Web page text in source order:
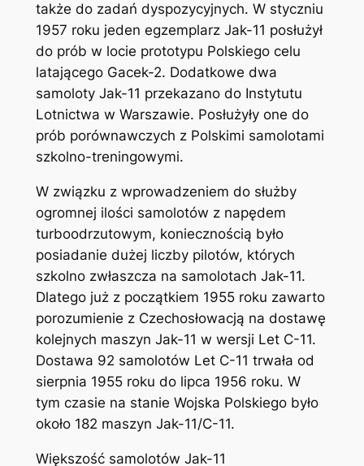
także do zadań dyspozycyjnych. W styczniu
1957 roku jeden egzemplarz Jak-11 posłużył
do prób w locie prototypu Polskiego celu
latającego Gacek-2. Dodatkowe dwa
samoloty Jak-11 przekazano do Instytutu
Lotnictwa w Warszawie. Posłużyły one do
prób porównawczych z Polskimi samolotami
szkolno-treningowymi.
W związku z wprowadzeniem do służby
ogromnej ilości samolotów z napędem
turboodrzutowym, koniecznością było
posiadanie dużej liczby pilotów, których
szkolno zwłaszcza na samolotach Jak-11.
Dlatego już z początkiem 1955 roku zawarto
porozumienie z Czechosłowacją na dostawę
kolejnych maszyn Jak-11 w wersji Let C-11.
Dostawa 92 samolotów Let C-11 trwała od
sierpnia 1955 roku do lipca 1956 roku. W
tym czasie na stanie Wojska Polskiego było
około 182 maszyn Jak-11/C-11.
Większość samolotów Jak-11